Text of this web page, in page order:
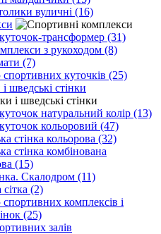
вуличні (16)
трансформер (31)
з рукоходом (8)
(7)
куточків (25)
шведські стінки
натуральний колір (13)
кольоровий (47)
стінка кольорова (32)
стінка комбінована
(15)
Скалодром (11)
сітка (2)
комплексів і
(25)
залів